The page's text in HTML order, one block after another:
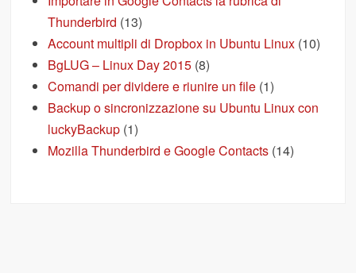
Thunderbird (13)
Account multipli di Dropbox in Ubuntu Linux (10)
BgLUG – Linux Day 2015 (8)
Comandi per dividere e riunire un file (1)
Backup o sincronizzazione su Ubuntu Linux con
luckyBackup (1)
Mozilla Thunderbird e Google Contacts (14)